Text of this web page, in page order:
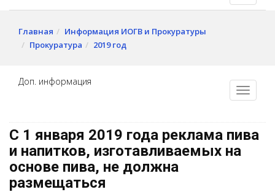
Главная
Информация ИОГВ и Прокуратуры
Прокуратура
2019 год
Доп. информация
С 1 января 2019 года реклама пива
и напитков, изготавливаемых на
основе пива, не должна
размещаться